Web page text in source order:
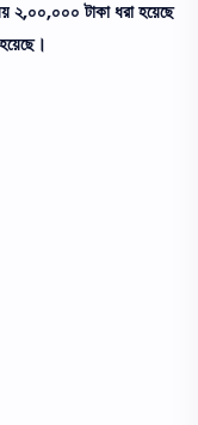
২,০০,০০০ টাকা ধরা হয়েছে